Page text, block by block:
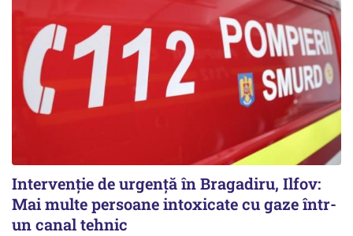
Intervenție de urgență în Bragadiru, Ilfov:
Mai multe persoane intoxicate cu gaze într-
un canal tehnic